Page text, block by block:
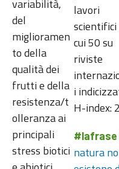
variabilità,
del
miglioramen
to della
qualità dei
frutti e della
resistenza/t
olleranza ai
principali
stress biotici
lavori
scientifici
cui 50 su
riviste
i
H-index:
#lafrase
natura